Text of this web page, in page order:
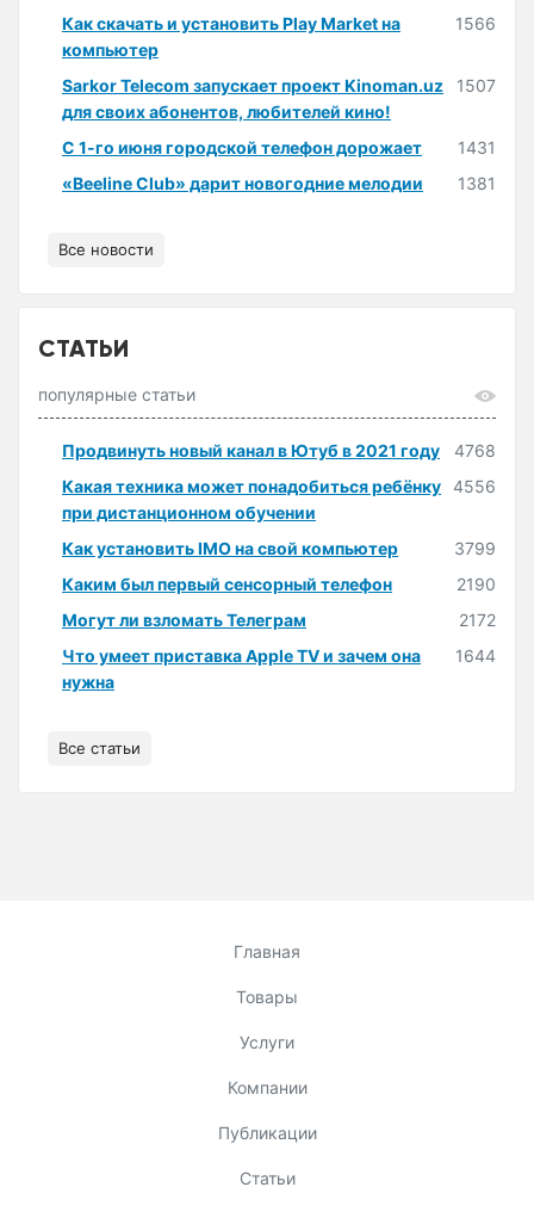
Как скачать и установить Play Market на
компьютер
1566
Sarkor Telecom запускает проект Kinoman.uz
для своих абонентов, любителей кино!
1507
С 1-го июня городской телефон дорожает
1431
«Beeline Club» дарит новогодние мелодии
1381
Все новости
СТАТЬИ
популярные статьи
Продвинуть новый канал в Ютуб в 2021 году
4768
Какая техника может понадобиться ребёнку
при дистанционном обучении
4556
Как установить IMO на свой компьютер
3799
Каким был первый сенсорный телефон
2190
Могут ли взломать Телеграм
2172
Что умеет приставка Apple TV и зачем она
нужна
1644
Все статьи
Главная
Товары
Услуги
Компании
Публикации
Статьи